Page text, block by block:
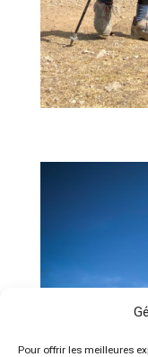
Pour offrir les meilleures